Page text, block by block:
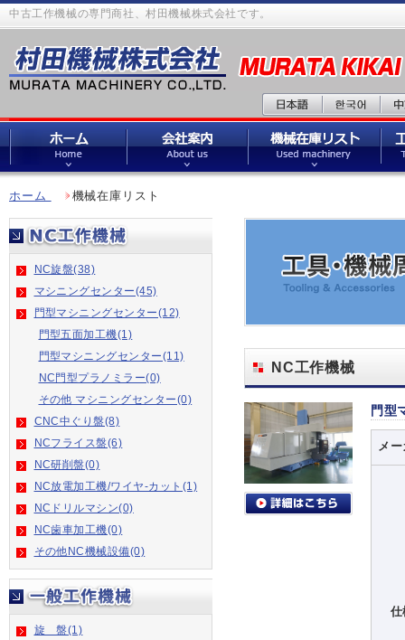
中古工作機械の専門商社、村田機械株式会社です。
ホーム 機械在庫リスト
NC旋盤(38)
マシニングセンター(45)
門型マシニングセンター(12)
門型五面加工機(1)
門型マシニングセンター(11)
NC門型プラノミラー(0)
その他 マシニングセンター(0)
CNC中ぐり盤(8)
NCフライス盤(6)
NC研削盤(0)
NC放電加工機/ワイヤ-カット(1)
NCドリルマシン(0)
NC歯車加工機(0)
その他NC機械設備(0)
旋 盤(1)
NC工作機械
門型
メ
仕